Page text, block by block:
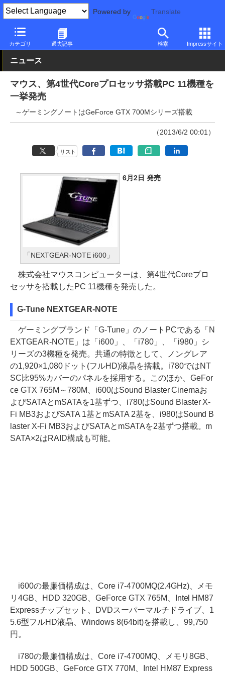
Powered by Translate
カテゴリ 過去記事 検索 Impressサイト
PC Watch パソコン/タブレット/スマートフォン ノートパソコン
ニュース
マウス、第4世代Coreプロセッサ搭載PC 11機種を
一挙発売
～ゲーミングノートはGeForce GTX 700Mシリーズ搭載
（2013/6/2 00:01）
リスト
「NEXTGEAR-NOTE i600」
6月2日 発売
株式会社マウスコンピューターは、第4世代Coreプロ
セッサを搭載したPC 11機種を発売した。
G-Tune NEXTGEAR-NOTE
ゲーミングブランド「G-Tune」のノートPCである「N
EXTGEAR-NOTE」は「i600」、「i780」、「i980」シ
リーズの3機種を発売。共通の特徴として、ノングレア
の1,920×1,080ドット(フルHD)液晶を搭載。i780ではNT
SC比95%カバーのパネルを採用する。このほか、GeFor
ce GTX 765M～780M、i600はSound Blaster Cinemaお
よびSATAとmSATAを1基ずつ、i780はSound Blaster X-
Fi MB3およびSATA 1基とmSATA 2基を、i980はSound B
laster X-Fi MB3およびSATAとmSATAを2基ずつ搭載。m
SATA×2はRAID構成も可能。
i600の最廉価構成は、Core i7-4700MQ(2.4GHz)、メモ
リ4GB、HDD 320GB、GeForce GTX 765M、Intel HM87
Expressチップセット、DVDスーパーマルチドライブ、1
5.6型フルHD液晶、Windows 8(64bit)を搭載し、99,750
円。
i780の最廉価構成は、Core i7-4700MQ、メモリ8GB、
HDD 500GB、GeForce GTX 770M、Intel HM87 Express